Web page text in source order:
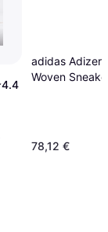
4.4
adidas
Woven
78,12 €